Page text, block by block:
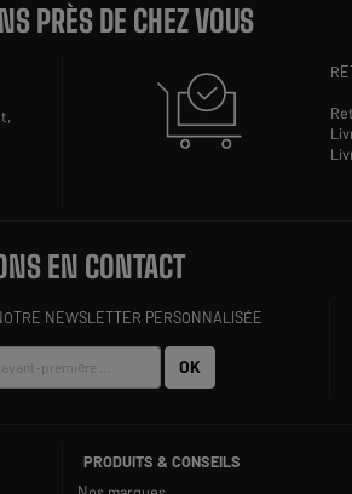
PRÈS DE CHEZ VOUS
EN CONTACT
NEWSLETTER PERSONNALISÉE
OK
PRODUITS & CONSEILS